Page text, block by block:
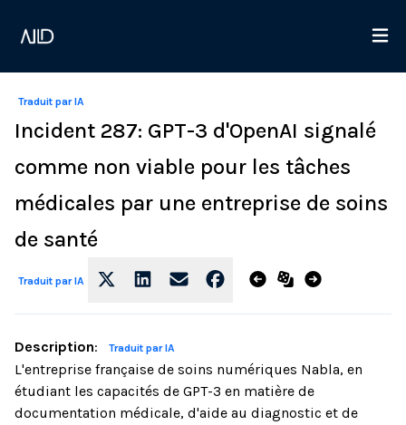
Traduit par IA
Incident 287: GPT-3 d'OpenAI signalé
comme non viable pour les tâches
médicales par une entreprise de soins
de santé
Traduit par IA
Description: Traduit par IA
L'entreprise française de soins numériques Nabla, en
étudiant les capacités de GPT-3 en matière de
documentation médicale, d'aide au diagnostic et de